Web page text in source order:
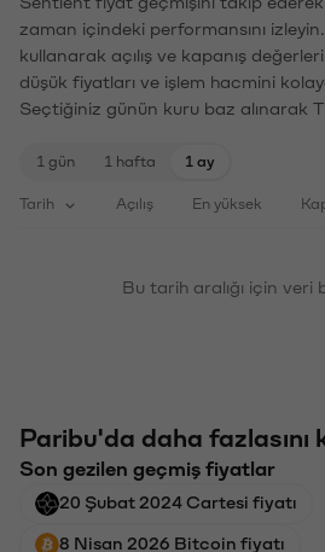
zaman içindeki performansını
kullanarak açılış ve kapanış
düşük fiyatları ve işlem hacmini
Seçtiğiniz günün kuru baz alınarak
1 gün 1 hafta 1 ay
Tarih Açılış En yüksek
Bu tarih aralığı için veri
Paribu'da daha fazlasını
Son gezilen geçmiş fiyatlar
20 Şubat 2024 Cartesi fiyatı
8 Nisan 2026 Bitcoin fiyatı